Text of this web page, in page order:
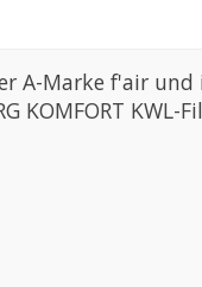
A-Marke f'air
KOMFORT KWL-